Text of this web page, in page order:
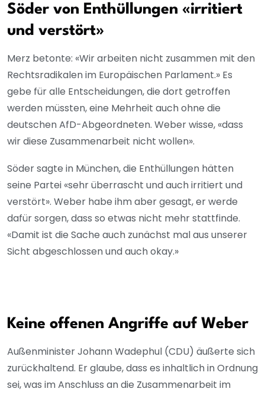
Söder von Enthüllungen «irritiert
und verstört»
Merz betonte: «Wir arbeiten nicht zusammen mit den
Rechtsradikalen im Europäischen Parlament.» Es
gebe für alle Entscheidungen, die dort getroffen
werden müssten, eine Mehrheit auch ohne die
deutschen AfD-Abgeordneten. Weber wisse, «dass
wir diese Zusammenarbeit nicht wollen».
Söder sagte in München, die Enthüllungen hätten
seine Partei «sehr überrascht und auch irritiert und
verstört». Weber habe ihm aber gesagt, er werde
dafür sorgen, dass so etwas nicht mehr stattfinde.
«Damit ist die Sache auch zunächst mal aus unserer
Sicht abgeschlossen und auch okay.»
Keine offenen Angriffe auf Weber
Außenminister Johann Wadephul (CDU) äußerte sich
zurückhaltend. Er glaube, dass es inhaltlich in Ordnung
sei, was im Anschluss an die Zusammenarbeit im